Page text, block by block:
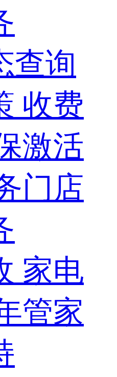
查询
收费
激活
门店
家电
管家